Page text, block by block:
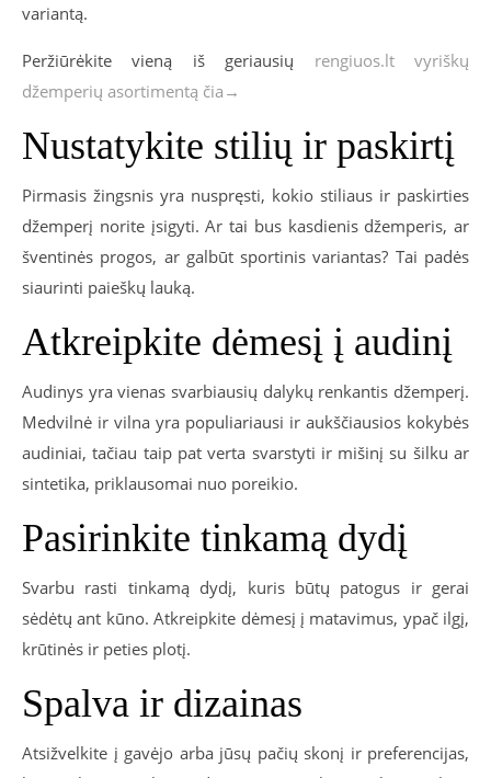
variantą.
Peržiūrėkite vieną iš geriausių rengiuos.lt vyriškų
džemperių asortimentą čia→
Nustatykite stilių ir paskirtį
Pirmasis žingsnis yra nuspręsti, kokio stiliaus ir paskirties
džemperį norite įsigyti. Ar tai bus kasdienis džemperis, ar
šventinės progos, ar galbūt sportinis variantas? Tai padės
siaurinti paieškų lauką.
Atkreipkite dėmesį į audinį
Audinys yra vienas svarbiausių dalykų renkantis džemperį.
Medvilnė ir vilna yra populiariausi ir aukščiausios kokybės
audiniai, tačiau taip pat verta svarstyti ir mišinį su šilku ar
sintetika, priklausomai nuo poreikio.
Pasirinkite tinkamą dydį
Svarbu rasti tinkamą dydį, kuris būtų patogus ir gerai
sėdėtų ant kūno. Atkreipkite dėmesį į matavimus, ypač ilgį,
krūtinės ir peties plotį.
Spalva ir dizainas
Atsižvelkite į gavėjo arba jūsų pačių skonį ir preferencijas,